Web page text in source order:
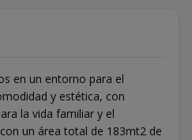
en un entorno para el
y estética, con
la vida familiar y el
un área total de 183mt2 de